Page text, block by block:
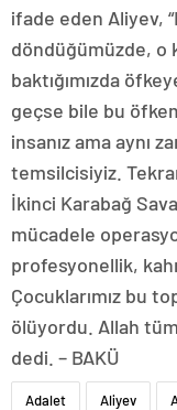
ifade eden Aliyev,
döndüğümüzde,
baktığımızda
geçse bile bu
insanız ama aynı
temsilcisiyiz.
İkinci Karabağ
mücadele
profesyonellik,
Çocuklarımız bu
ölüyordu. Allah
dedi. – BAKÜ
Adalet Aliyev